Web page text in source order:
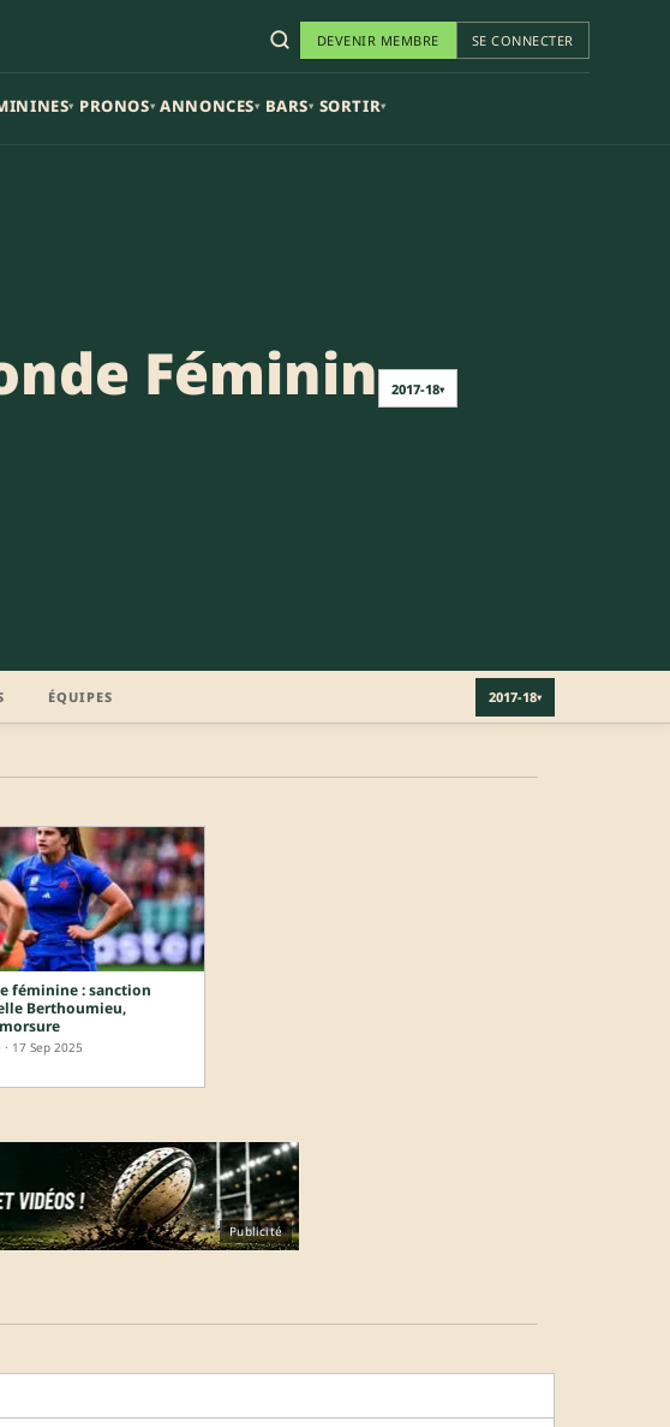
DEVENIR MEMBRE SE CONNECTER
▾ PRONOS▾ ANNONCES▾ BARS▾ SORTIR▾
Féminin 2017-18▾
ÉQUIPES 2017-18▾
féminine : sanction
Berthoumieu,
17 Sep 2025
Publicité